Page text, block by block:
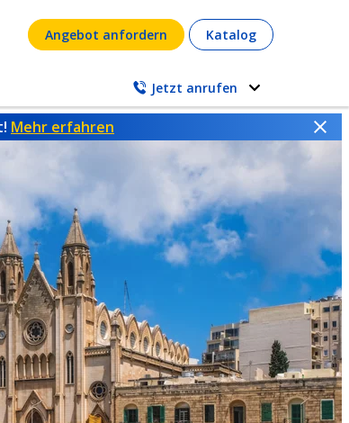
Angebot anfordern Katalog
Jetzt anrufen
Mehr erfahren